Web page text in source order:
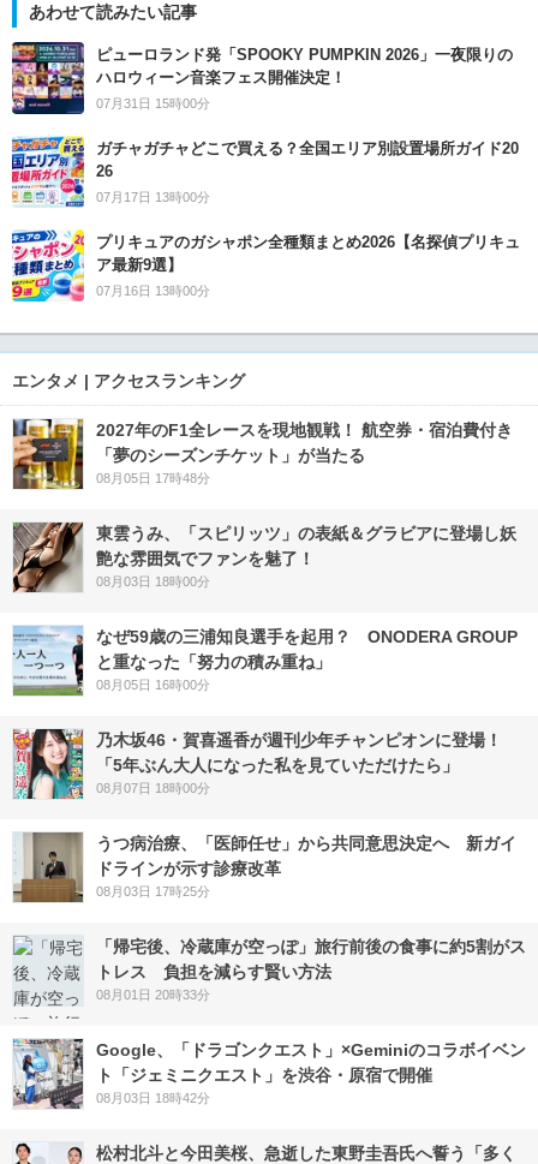
あわせて読みたい記事
ピューロランド発「SPOOKY PUMPKIN 2026」一夜限りの
ハロウィーン音楽フェス開催決定！
07月31日 15時00分
ガチャガチャどこで買える？全国エリア別設置場所ガイド20
26
07月17日 13時00分
プリキュアのガシャポン全種類まとめ2026【名探偵プリキュ
ア最新9選】
07月16日 13時00分
エンタメ | アクセスランキング
2027年のF1全レースを現地観戦！ 航空券・宿泊費付き
「夢のシーズンチケット」が当たる
08月05日 17時48分
東雲うみ、「スピリッツ」の表紙＆グラビアに登場し妖
艶な雰囲気でファンを魅了！
08月03日 18時00分
なぜ59歳の三浦知良選手を起用？ ONODERA GROUP
と重なった「努力の積み重ね」
08月05日 16時00分
乃木坂46・賀喜遥香が週刊少年チャンピオンに登場！
「5年ぶん大人になった私を見ていただけたら」
08月07日 18時00分
うつ病治療、「医師任せ」から共同意思決定へ 新ガイ
ドラインが示す診療改革
08月03日 17時25分
「帰宅後、冷蔵庫が空っぽ」旅行前後の食事に約5割がス
トレス 負担を減らす賢い方法
08月01日 20時33分
Google、「ドラゴンクエスト」×Geminiのコラボイベン
ト「ジェミニクエスト」を渋谷・原宿で開催
08月03日 18時42分
松村北斗と今田美桜、急逝した東野圭吾氏へ誓う「多く